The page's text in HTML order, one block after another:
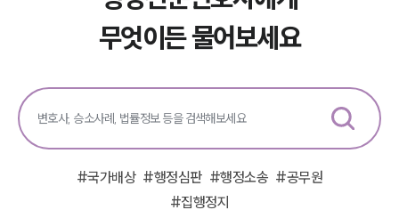
무엇이든 물어보세요
#국가배상 #행정심판 #행정소송 #공무원
#집행정지